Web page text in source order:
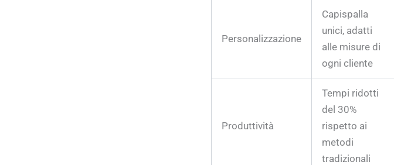
Personalizzazione
Capispalla
unici, adatti
alle misure di
ogni cliente
Produttività
Tempi ridotti
del 30%
rispetto ai
metodi
tradizionali